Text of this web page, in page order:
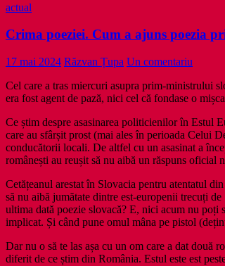
actual
Crima poeziei. Cum a ajuns poezia
17 mai 2024 Răzvan Țupa Un comentariu
Cel care a tras miercuri asupra prim-ministrului
era fost agent de pază, nici cel că fondase o
Ce știm despre asasinarea politicienilor în Estul
care au sfârșit prost (mai ales în perioada Celui
conducătorii locali. De altfel cu un asasinat a
românești au reușit să nu aibă un răspuns
Cetățeanul arestat în Slovacia pentru atentatul
să nu aibă jumătate dintre est-europenii trecuți
ultima dată poezie slovacă? E, nici acum nu poți
implicat. Și când pune omul mâna pe pistol
Dar nu o să te las așa cu un om care a dat două
diferit de ce știm din România. Estul este est